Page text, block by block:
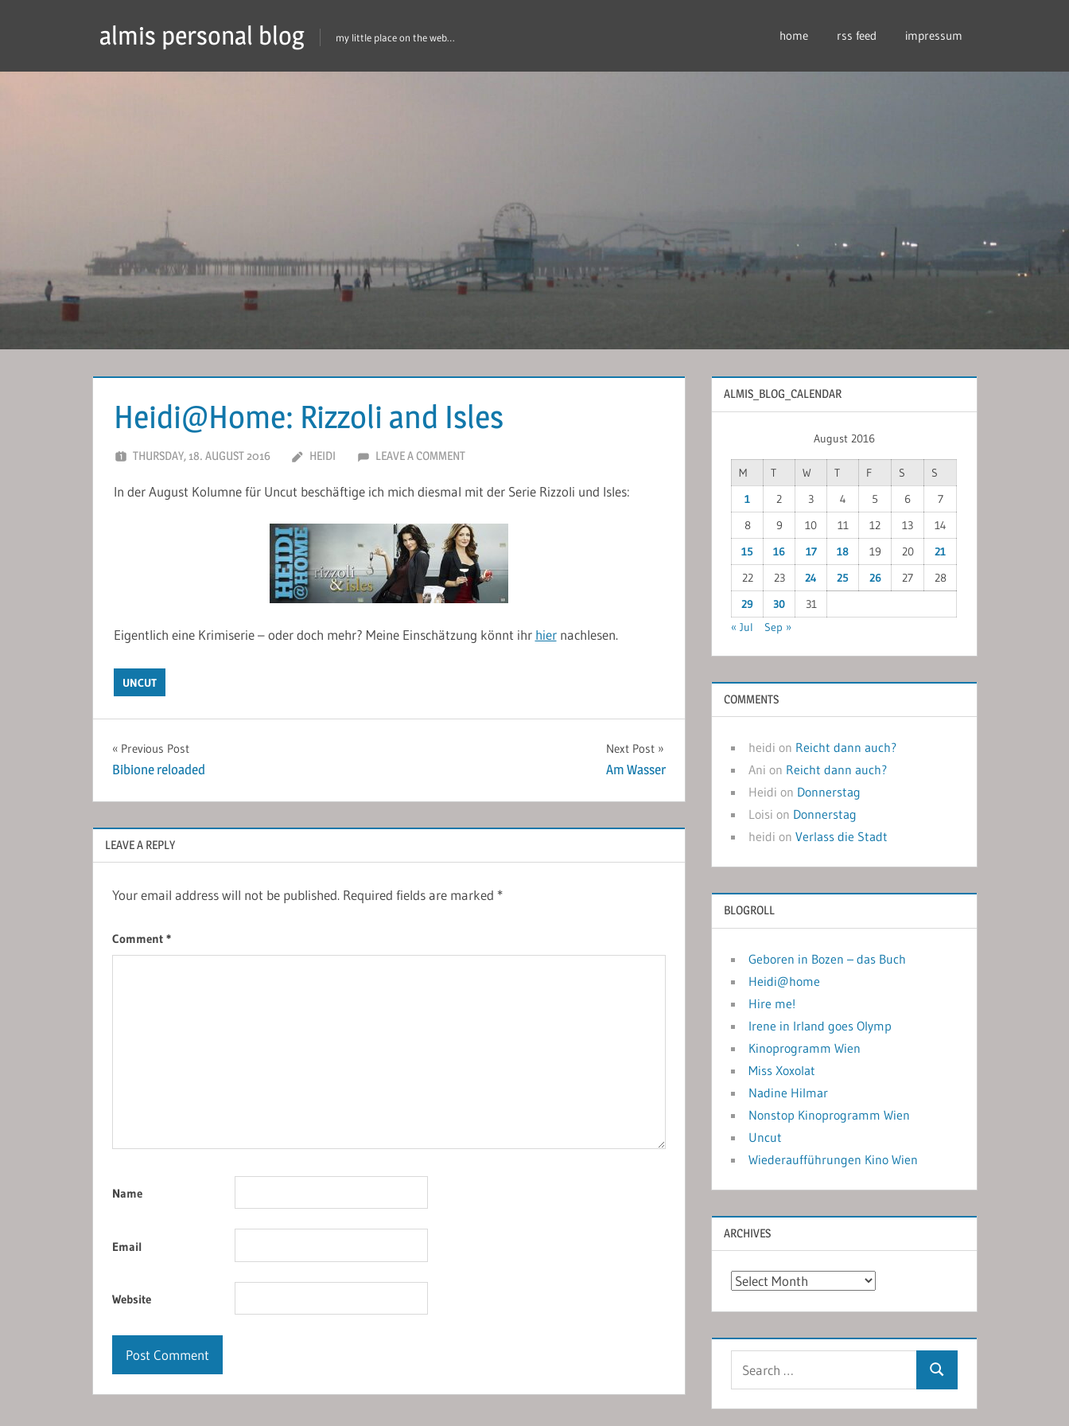
almis personal blog my little place on the web… home rss feed impressum
Heidi@Home: Rizzoli and Isles
THURSDAY, 18. AUGUST 2016 HEIDI LEAVE A COMMENT
In der August Kolumne für Uncut beschäftige ich mich diesmal mit der Serie Rizzoli und Isles:
Eigentlich eine Krimiserie – oder doch mehr? Meine Einschätzung könnt ihr hiernachlesen.
UNCUT
Post
navigation
Previous Post
Bibione reloaded
Next Post
Am Wasser
LEAVE A REPLY
Your email address will not be published. Required fields are marked *
Comment *
Name
Email
Website
ALMIS_BLOG_CALENDAR
August 2016
M T W T F S
S
1
2 3 4 5 6
7
8
9 10 11 12 13
14
15
16 17 18 19 20
21
22
23 24 25 26 27
28
29
30
31
« Jul
Sep »
COMMENTS
heidi on Reicht dann auch?
Ani on Reicht dann auch?
Heidi on Donnerstag
Loisi on Donnerstag
heidi onVerlass die Stadt
BLOGROLL
Geboren in Bozen – das Buch
Heidi@home
Hire me!
Irene in Irland goes Olymp
Kinoprogramm Wien
Miss Xoxolat
Nadine Hilmar
Nonstop Kinoprogramm Wien
Uncut
Wiederaufführungen Kino Wien
ARCHIVES
Archives
Search